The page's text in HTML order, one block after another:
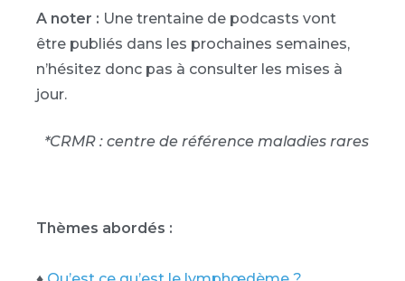
A noter : Une trentaine de podcasts vont
être publiés dans les prochaines semaines,
n’hésitez donc pas à consulter les mises à
jour.
*CRMR : centre de référence maladies rares
Thèmes abordés :